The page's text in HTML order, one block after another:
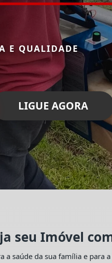
E QUALIDADE
LIGUE AGORA
seu Imóvel
saúde da sua família e para